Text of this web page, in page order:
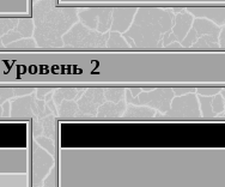
Уровень 2